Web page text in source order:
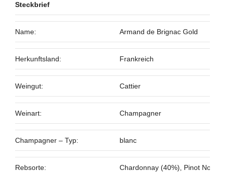
Steckbrief
Name: Armand de Brignac Gold
Herkunftsland: Frankreich
Weingut: Cattier
Weinart: Champagner
Champagner – Typ: blanc
Rebsorte: Chardonnay (40%), Pinot Noir